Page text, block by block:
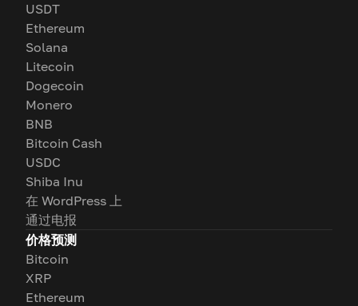
USDT
Ethereum
Solana
Litecoin
Dogecoin
Monero
BNB
Bitcoin Cash
USDC
Shiba Inu
在 WordPress 上
通过电报
价格预测
Bitcoin
XRP
Ethereum